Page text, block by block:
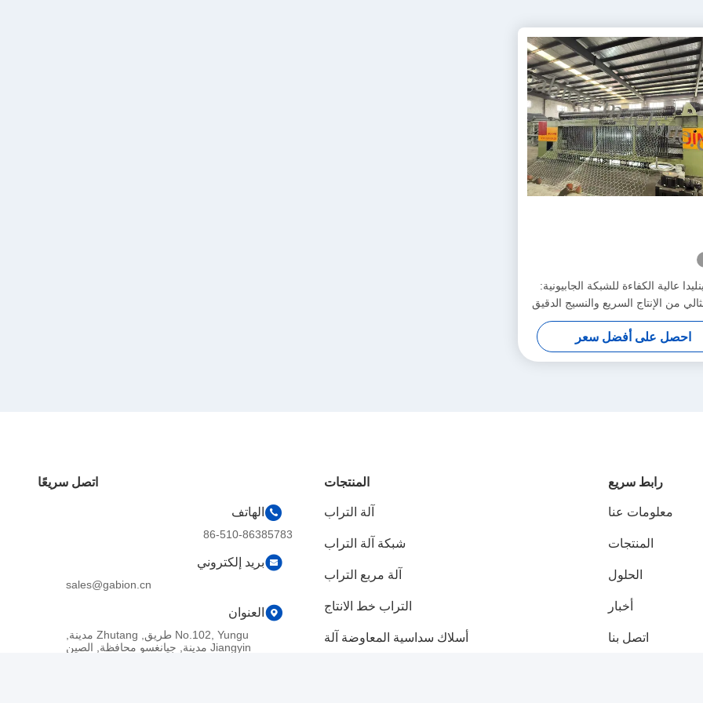
عالية الكفاءة للشبكة الجابيونية:
من الإنتاج السريع والنسيج الدقيق
لزيادة الإنتاجية
احصل على أفضل سعر
رابط سريع
معلومات عنا
المنتجات
الحلول
أخبار
اتصل بنا
المنتجات
آلة التراب
شبكة آلة التراب
آلة مربع التراب
التراب خط الانتاج
أسلاك سداسية المعاوضة آلة
اتصل سريعًا
الهاتف
86-510-86385783
بريد إلكتروني
sales@gabion.cn
العنوان
No.102, Yungu طريق, Zhutang مدينة,
Jiangyin مدينة, جيانغسو محافظة, الصين